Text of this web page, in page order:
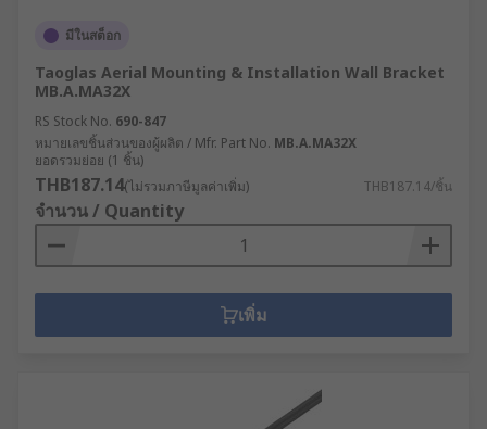
มีในสต็อก
Taoglas Aerial Mounting & Installation Wall Bracket
MB.A.MA32X
RS Stock No. 690-847
หมายเลขชิ้นส่วนของผู้ผลิต / Mfr. Part No. MB.A.MA32X
ยอดรวมย่อย (1 ชิ้น)
THB187.14(ไม่รวมภาษีมูลค่าเพิ่ม) THB187.14/ชิ้น
จำนวน / Quantity
เพิ่ม